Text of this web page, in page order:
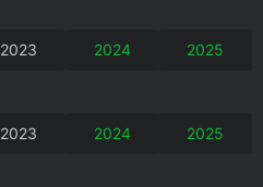
2023 2024 2025
2023 2024 2025